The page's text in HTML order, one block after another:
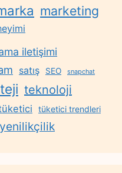
marketing
iletişimi
satış SEO snapchat
teknoloji
tüketici trendleri
yenilikçilik